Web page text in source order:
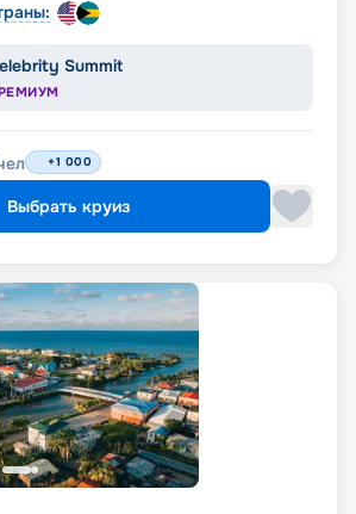
Summit
+1 000
Выбрать круиз